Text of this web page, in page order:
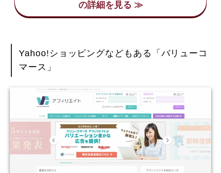
Yahoo!ショッピングなどもある「バリューコ
マース」